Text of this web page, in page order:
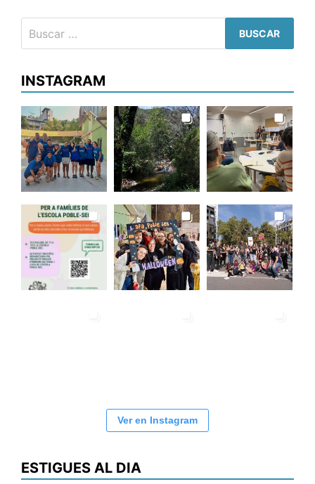
INSTAGRAM
Ver en Instagram
ESTIGUES AL DIA